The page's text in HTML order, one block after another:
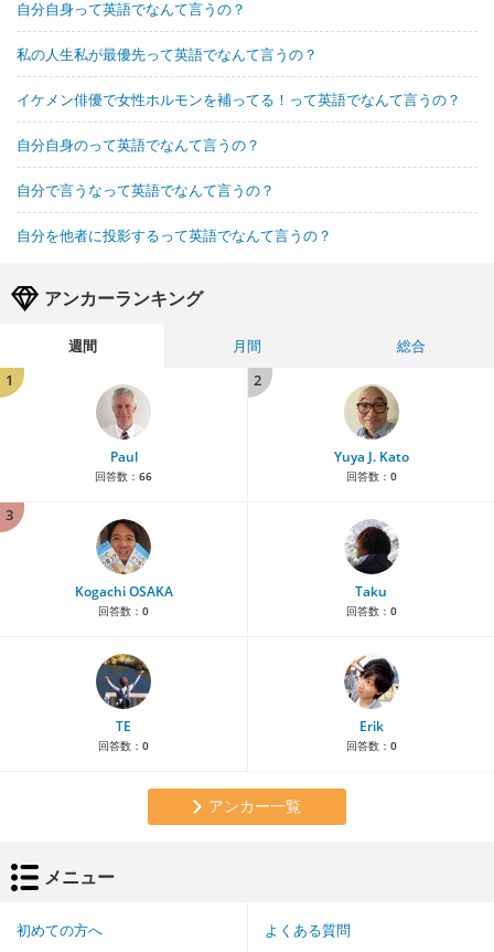
自分自身って英語でなんて言うの？
私の人生私が最優先って英語でなんて言うの？
イケメン俳優で女性ホルモンを補ってる！って英語でなんて言うの？
自分自身のって英語でなんて言うの？
自分で言うなって英語でなんて言うの？
自分を他者に投影するって英語でなんて言うの？
アンカーランキング
週間 月間
総合
1
Paul
回答数： 66
2
Yuya J. Kato
回答数： 0
3
Kogachi OSAKA
回答数： 0
Taku
回答数： 0
TE
回答数： 0
Erik
回答数： 0
アンカー一覧
メニュー
初めての方へ よくある質問